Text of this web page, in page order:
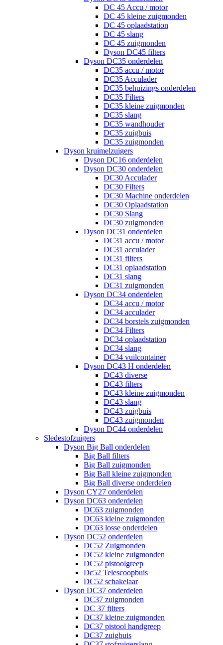
DC 45 Accu / motor
DC 45 kleine zuigmonden
DC 45 oplaadstation
DC 45 slang
DC 45 zuigmonden
Dyson DC45 filters
Dyson DC35 onderdelen
DC35 accu / motor
DC35 Acculader
DC35 behuizings onderdelen
DC35 Filters
DC35 kleine zuigmonden
DC35 slang
DC35 wandhouder
DC35 zuigbuis
DC35 zuigmonden
Dyson kruimelzuigers
Dyson DC16 onderdelen
Dyson DC30 onderdelen
DC30 Acculader
DC30 Filters
DC30 Machine onderdelen
DC30 Oplaadstation
DC30 Slang
DC30 zuigmonden
Dyson DC31 onderdelen
DC31 accu / motor
DC31 acculader
DC31 filters
DC31 oplaadstation
DC31 slang
DC31 zuigmonden
Dyson DC34 onderdelen
DC34 accu / motor
DC34 acculader
DC34 borstels zuigmonden
DC34 Filters
DC34 oplaadstation
DC34 slang
DC34 vuilcontainer
Dyson DC43 H onderdelen
DC43 diverse
DC43 filters
DC43 kleine zuigmonden
DC43 slang
DC43 zuigbuis
DC43 zuigmonden
Dyson DC44 onderdelen
Sledestofzuigers
Dyson Big Ball onderdelen
Big Ball filters
Big Ball zuigmonden
Big Ball kleine zuigmonden
Big Ball diverse onderdelen
Dyson CY27 onderdelen
Dyson DC63 onderdelen
DC63 zuigmonden
DC63 kleine zuigmonden
DC63 losse onderdelen
Dyson DC52 onderdelen
DC52 Zuigmonden
DC52 kleine zuigmonden
DC52 pistoolgreep
Dc52 Telescoopbuis
DC52 schakelaar
Dyson DC37 onderdelen
DC37 zuigmonden
DC 37 filters
DC37 kleine zuigmonden
DC37 pistool handgreep
DC37 zuigbuis